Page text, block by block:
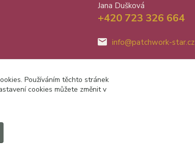
Jana Dušková
+420 723 326 664
info@patchwork-star.cz
Používáním těchto stránek
cookies můžete změnit v